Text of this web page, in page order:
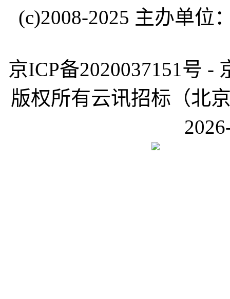
(c)2008-2025 主办单
京ICP备2020037151号 -
版权所有云讯招标（北